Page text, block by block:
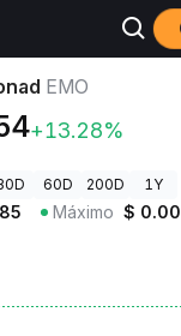
Preço de emonad
EMO
+13.28%
60D 200D 1Y
Máximo $